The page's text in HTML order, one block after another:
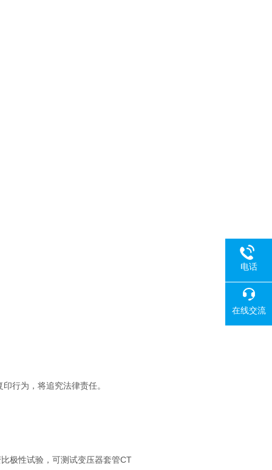
行为，将追究法律责任。
极性试验，可测试变压器套管CT
电话
在线交流